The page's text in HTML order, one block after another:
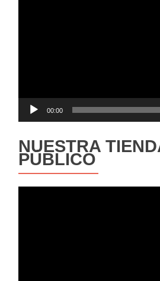
00:00
NUESTRA
PÚBLICO